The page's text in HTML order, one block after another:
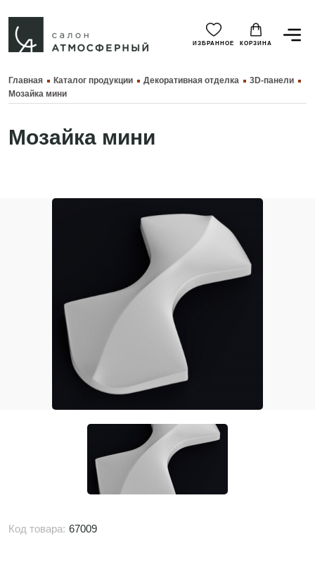
ИЗБРАННОЕ КОРЗИНА
Главная Каталог продукции Декоративная отделка
3D-панели
Мозайка мини
Мозайка мини
Код товара: 67009